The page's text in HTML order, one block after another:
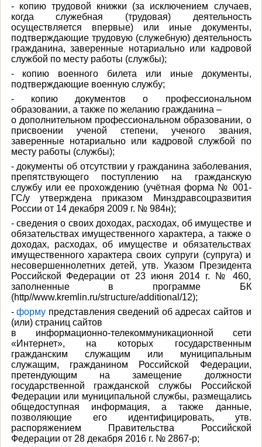
- копию трудовой книжки (за исключением случаев,
когда служебная (трудовая) деятельность
осуществляется впервые) или иные документы,
подтверждающие трудовую (служебную) деятельность
гражданина, заверенные нотариально или кадровой
службой по месту работы (службы);
- копию военного билета или иные документы,
подтверждающие военную службу;
- копию документов о профессиональном
образовании, а также по желанию гражданина –
о дополнительном профессиональном образовании, о
присвоении ученой степени, ученого звания,
заверенные нотариально или кадровой службой по
месту работы (службы);
- документы об отсутствии у гражданина заболевания,
препятствующего поступлению на гражданскую
службу или ее прохождению (учётная форма № 001-
ГС/у утверждена приказом Минздравсоцразвития
России от 14 декабря 2009 г. № 984н);
- сведения о своих доходах, расходах, об имуществе и
обязательствах имущественного характера, а также о
доходах, расходах, об имуществе и обязательствах
имущественного характера своих супруги (супруга) и
несовершеннолетних детей, утв. Указом Президента
Российской Федерации от 23 июня 2014 г. № 460,
заполненные в программе БК
(http//www.kremlin.ru/stгucture/additional/12);
-форму представления сведений об адресах сайтов и
(или) страниц сайтов
в информационно-телекоммуникационной сети
«Интернет», на которых государственным
гражданским служащим или муниципальным
служащим, гражданином Российской Федерации,
претендующим на замещение должности
государственной гражданской службы Российской
Федерации или муниципальной службы, размещались
общедоступная информация, а также данные,
позволяющие его идентифицировать, утв.
распоряжением Правительства Российской
Федерации от 28 декабря 2016 г. № 2867-р;